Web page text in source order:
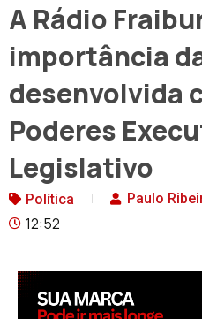
A Rádio
importância
desenvolvida
Poderes
Legislativo
Política Paulo
12:52